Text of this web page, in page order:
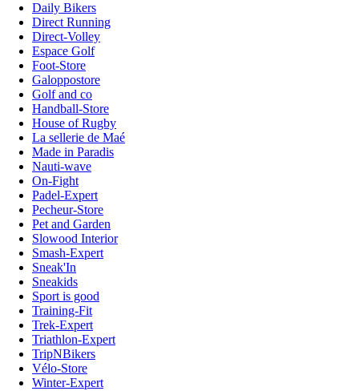
Daily Bikers
Direct Running
Direct-Volley
Espace Golf
Foot-Store
Galoppostore
Golf and co
Handball-Store
House of Rugby
La sellerie de Maé
Made in Paradis
Nauti-wave
On-Fight
Padel-Expert
Pecheur-Store
Pet and Garden
Slowood Interior
Smash-Expert
Sneak'In
Sneakids
Sport is good
Training-Fit
Trek-Expert
Triathlon-Expert
TripNBikers
Vélo-Store
Winter-Expert